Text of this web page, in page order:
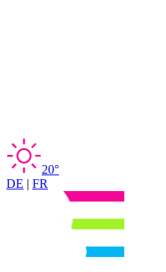
20°
DE | FR